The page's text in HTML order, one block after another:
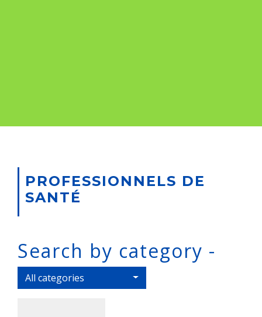
PROFESSIONNELS DE
SANTÉ
Search by category -
All categories